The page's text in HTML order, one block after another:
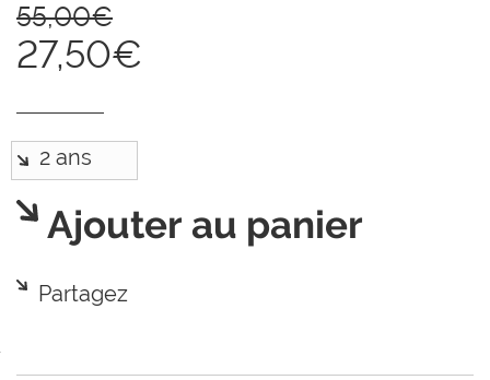
55,00€
27,50€
Ajouter au panier
Partagez